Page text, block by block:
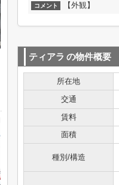
コメント 【外観】
ティアラ の物件概要
所在地
交通
賃料
面積
種別/構造